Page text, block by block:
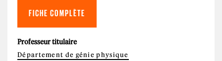
FICHE COMPLÈTE
Professeur titulaire
Département de génie physique